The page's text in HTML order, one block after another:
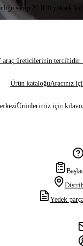
sahip 20.000 yüksek
araç üreticilerinin tercihidir.
Ürün kataloğuAracınız
Ürünlerimiz için
Yedek